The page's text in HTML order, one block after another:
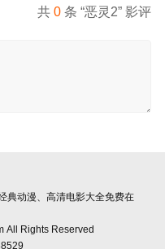
共0 条 “恶灵2” 影评
典动漫、高清电影大全免费在
All Rights Reserved